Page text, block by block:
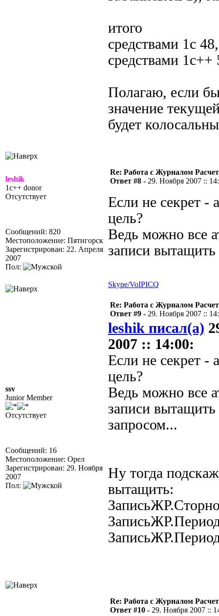
итого
средствами 1с
средствами 1с++
Полагаю, если
значение
будет
leshik
1c++ donor
Отсутствует
Сообщений: 820
Местоположение: Пятигорск
Зарегистрирован: 22. Апреля
2007
Пол:
Re: Работа с Журналом
Ответ #8 - 29. Ноября 2007 ::
Если не секрет -
цель?
Ведь можно все
записи
Skype/VoIPICQ
ssv
Junior Member
Отсутствует
Сообщений: 16
Местоположение: Орел
Зарегистрирован: 29. Ноября
2007
Пол:
Re: Работа с Журналом
Ответ #9 - 29. Ноября 2007 ::
leshik писал(а)
2007 :: 14:00:
Если не секрет -
цель?
Ведь можно все
записи вытащить
запросом...
Ну тогда
вытащить:
Re: Работа с Журналом
Ответ #10 - 29. Ноября 2007 ::